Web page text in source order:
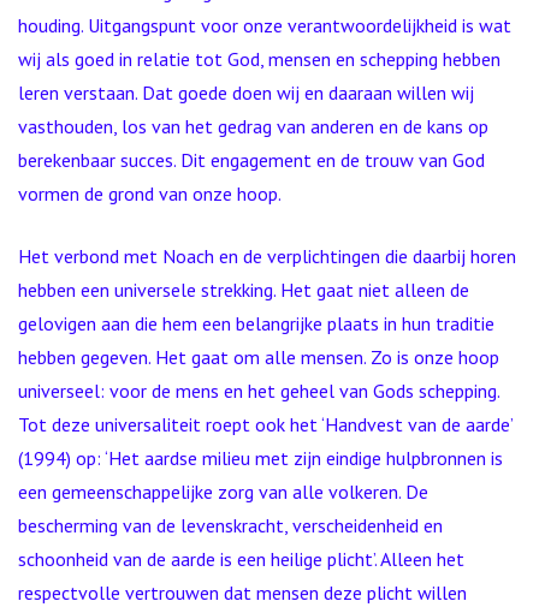
houding. Uitgangspunt voor onze verantwoordelijkheid is wat
wij als goed in relatie tot God, mensen en schepping hebben
leren verstaan. Dat goede doen wij en daaraan willen wij
vasthouden, los van het gedrag van anderen en de kans op
berekenbaar succes. Dit engagement en de trouw van God
vormen de grond van onze hoop.
Het verbond met Noach en de verplichtingen die daarbij horen
hebben een universele strekking. Het gaat niet alleen de
gelovigen aan die hem een belangrijke plaats in hun traditie
hebben gegeven. Het gaat om alle mensen. Zo is onze hoop
universeel: voor de mens en het geheel van Gods schepping.
Tot deze universaliteit roept ook het ‘Handvest van de aarde’
(1994) op: ‘Het aardse milieu met zijn eindige hulpbronnen is
een gemeenschappelijke zorg van alle volkeren. De
bescherming van de levenskracht, verscheidenheid en
schoonheid van de aarde is een heilige plicht’. Alleen het
respectvolle vertrouwen dat mensen deze plicht willen